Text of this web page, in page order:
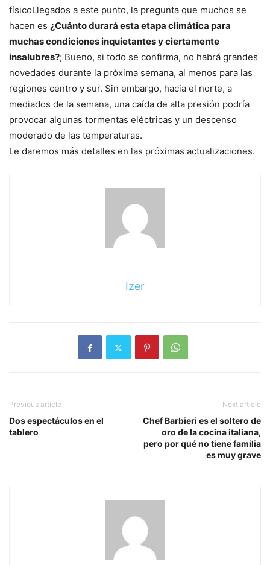
físicoLlegados a este punto, la pregunta que muchos se
hacen es ¿Cuánto durará esta etapa climática para
muchas condiciones inquietantes y ciertamente
insalubres?; Bueno, si todo se confirma, no habrá grandes
novedades durante la próxima semana, al menos para las
regiones centro y sur. Sin embargo, hacia el norte, a
mediados de la semana, una caída de alta presión podría
provocar algunas tormentas eléctricas y un descenso
moderado de las temperaturas.
Le daremos más detalles en las próximas actualizaciones.
Izer
Previous article
Dos espectáculos en el
tablero
Next article
Chef Barbieri es el soltero de
oro de la cocina italiana,
pero por qué no tiene familia
es muy grave